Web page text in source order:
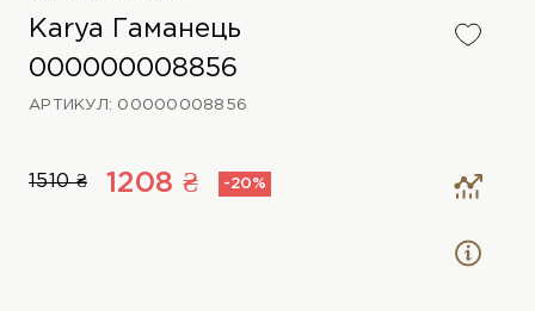
Karya Гаманець
000000008856
АРТИКУЛ: 00000008856
1510 ₴ 1208 ₴ -20%